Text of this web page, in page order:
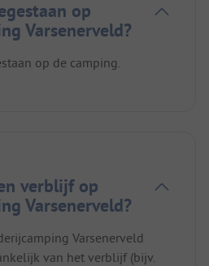
op
Varsenerveld?
op de camping.
verblijf op
Varsenerveld?
Varsenerveld
van het verblijf (bijv.